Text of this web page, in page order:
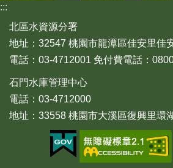
:::
北區水資源分署
地址：32547 桃園市龍潭區佳安里佳
電話：03-4712001 免付費電話：
石門水庫管理中心
電話：03-4712000
地址：33558 桃園市大溪區復興里環